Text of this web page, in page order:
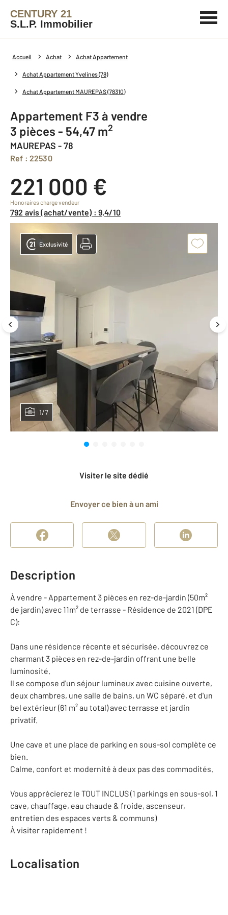
CENTURY 21
S.L.P. Immobilier
Accueil Achat Achat Appartement
Achat Appartement Yvelines (78)
Achat Appartement MAUREPAS (78310)
Appartement F3 à vendre
3 pièces - 54,47 m2
MAUREPAS - 78
Ref : 22530
221 000 €
Honoraires charge vendeur
792 avis (achat/vente) : 9,4/10
1/7
Exclusivité
Visiter le site dédié
Envoyer ce bien à un ami
Description
À vendre - Appartement 3 pièces en rez-de-jardin (50m²
de jardin) avec 11m² de terrasse - Résidence de 2021 (DPE
C):
Dans une résidence récente et sécurisée, découvrez ce
charmant 3 pièces en rez-de-jardin offrant une belle
luminosité.
Il se compose d'un séjour lumineux avec cuisine ouverte,
deux chambres, une salle de bains, un WC séparé, et d'un
bel extérieur (61 m² au total) avec terrasse et jardin
privatif.
Une cave et une place de parking en sous-sol complète ce
bien.
Calme, confort et modernité à deux pas des commodités.
Vous apprécierez le TOUT INCLUS (1 parkings en sous-sol, 1
cave, chauffage, eau chaude & froide, ascenseur,
entretien des espaces verts & communs)
À visiter rapidement !
Localisation